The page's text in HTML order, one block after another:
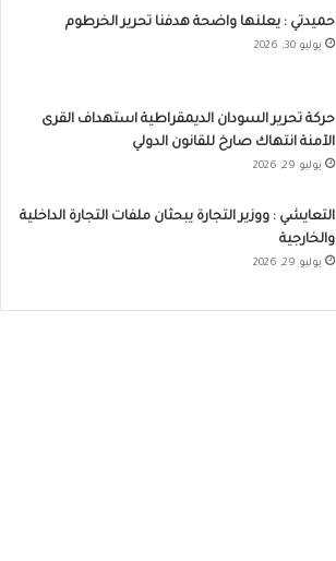
حميدتي : يعلنها واضحة هدفنا تحرير الخرطوم
يوليو 30, 2026
حركة تحرير السودان الديمقراطية استهداف القرى
الآمنة انتهاك صارخ للقانون الدولي
يوليو 29, 2026
التعايشي : ووزير التجارة يبحثان ملفات التجارة الداخلية
والخارجية
يوليو 29, 2026